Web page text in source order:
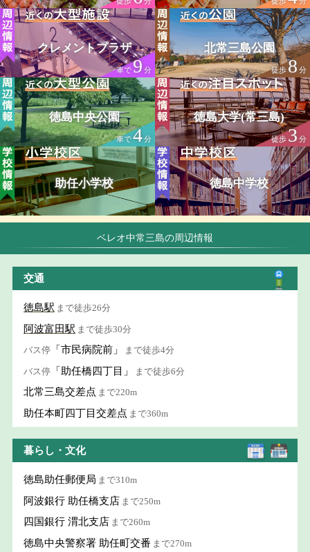
クレメントプラザ
車で9分
北常三島公園
徒歩8 分
徳島中央公園
車で4分
徳島大学(常三島)
徒歩3分
助任小学校 徳島中学校
ベレオ中常三島の周辺情報
交通
徳島駅 まで徒歩26分
阿波富田駅 まで徒歩30分
バス停 「市民病院前」 まで徒歩4分
バス停 「助任橋四丁目」 まで徒歩6分
北常三島交差点 まで220m
助任本町四丁目交差点 まで360m
暮らし・文化
徳島助任郵便局 まで310m
阿波銀行 助任橋支店 まで250m
四国銀行 渭北支店 まで260m
徳島中央警察署 助任町交番 まで270m